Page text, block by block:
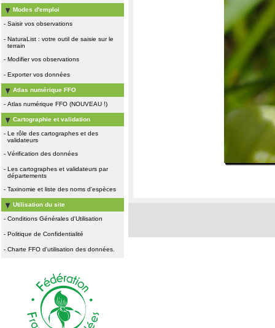
Modes d'emploi
- Saisir vos observations
- NaturaList : votre outil de saisie sur le
terrain
- Modifier vos observations
- Exporter vos données
Atlas numérique FFO
- Atlas numérique FFO (NOUVEAU !)
Cartographie et validation
- Le rôle des cartographes et des
validateurs
- Vérification des données
- Les cartographes et validateurs par
départements
- Taxinomie et liste des noms d'espèces
Utilisation du site
- Conditions Générales d'Utilisation
- Politique de Confidentialité
- Charte FFO d'utilisation des données.